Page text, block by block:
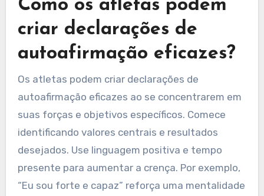
Como os atletas podem
criar declarações de
autoafirmação eficazes?
Os atletas podem criar declarações de
autoafirmação eficazes ao se concentrarem em
suas forças e objetivos específicos. Comece
identificando valores centrais e resultados
desejados. Use linguagem positiva e tempo
presente para aumentar a crença. Por exemplo,
“Eu sou forte e capaz” reforça uma mentalidade